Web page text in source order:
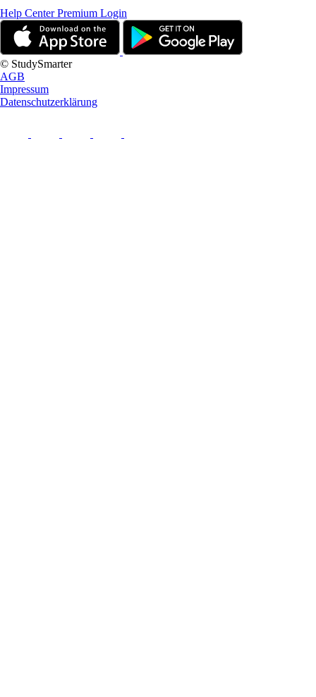
Help CenterPremium Login
© StudySmarter
AGB
Impressum
Datenschutzerklärung